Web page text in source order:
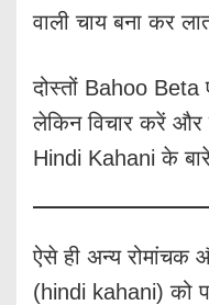
वाली चाय बना कर
दोस्तों Bahoo Beta
लेकिन विचार करें
Hindi Kahani के
ऐसे ही अन्य रोमांचक
(hindi kahani) को